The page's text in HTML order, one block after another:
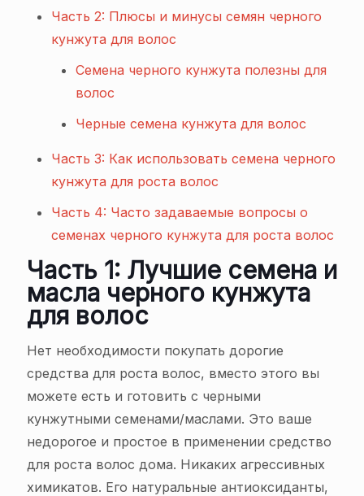
Часть 2: Плюсы и минусы семян черного
кунжута для волос
Семена черного кунжута полезны для
волос
Черные семена кунжута для волос
Часть 3: Как использовать семена черного
кунжута для роста волос
Часть 4: Часто задаваемые вопросы о
семенах черного кунжута для роста волос
Часть 1: Лучшие семена и
масла черного кунжута
для волос
Нет необходимости покупать дорогие
средства для роста волос, вместо этого вы
можете есть и готовить с черными
кунжутными семенами/маслами. Это ваше
недорогое и простое в применении средство
для роста волос дома. Никаких агрессивных
химикатов. Его натуральные антиоксиданты,